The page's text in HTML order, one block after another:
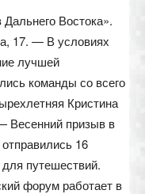
Востока».
17. — В условиях
лучшей
команды со всего
Кристина
Весенний призыв в
16
путешествий.
форум работает в